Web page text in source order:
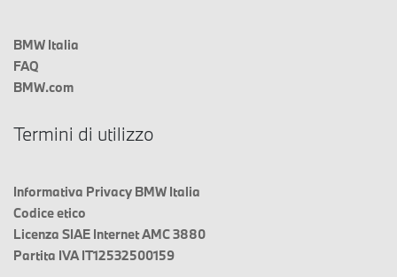
BMW Italia
FAQ
BMW.com
Termini di utilizzo
Informativa Privacy BMW Italia
Codice etico
Licenza SIAE Internet AMC 3880
Partita IVA IT12532500159